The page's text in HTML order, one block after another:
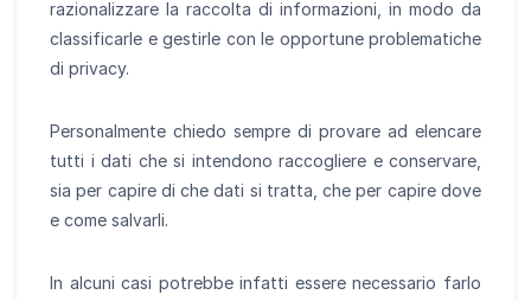
razionalizzare la raccolta di informazioni, in modo da
classificarle e gestirle con le opportune problematiche
di privacy.
Personalmente chiedo sempre di provare ad elencare
tutti i dati che si intendono raccogliere e conservare,
sia per capire di che dati si tratta, che per capire dove
e come salvarli.
In alcuni casi potrebbe infatti essere necessario farlo